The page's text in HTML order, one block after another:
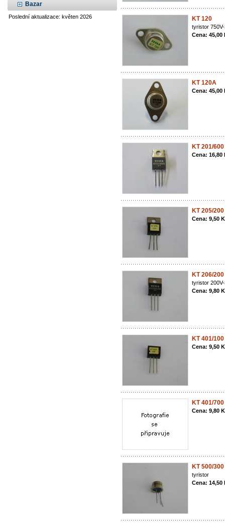
Bazar
Poslední aktualizace: květen 2026 KT 120
tyristor
Cena: 45,00
KT 120A
Cena: 45,00
KT 201/600
Cena: 16,80
KT 205/200
Cena: 9,50
KT 206/200
tyristor
Cena: 9,80
KT 401/100
Cena: 9,50
KT 401/700
Cena: 9,80
KT 500/300
tyristor
Cena: 14,50